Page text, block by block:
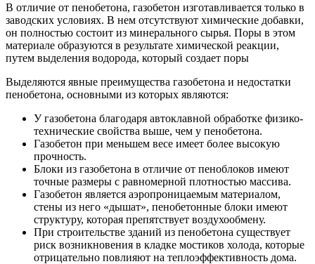
В отличие от пенобетона, газобетон изготавливается только в
заводских условиях. В нем отсутствуют химические добавки,
он полностью состоит из минерального сырья. Поры в этом
материале образуются в результате химической реакции,
путем выделения водорода, который создает поры
Выделяются явные преимущества газобетона и недостатки
пенобетона, основными из которых являются:
У газобетона благодаря автоклавной обработке физико-
технические свойства выше, чем у пенобетона.
Газобетон при меньшем весе имеет более высокую
прочность.
Блоки из газобетона в отличие от пеноблоков имеют
точные размеры с равномерной плотностью массива.
Газобетон является аэропроницаемым материалом,
стены из него «дышат», пенобетонные блоки имеют
структуру, которая препятствует воздухообмену.
При строительстве зданий из пенобетона существует
риск возникновения в кладке мостиков холода, которые
отрицательно повлияют на теплоэффективность дома.